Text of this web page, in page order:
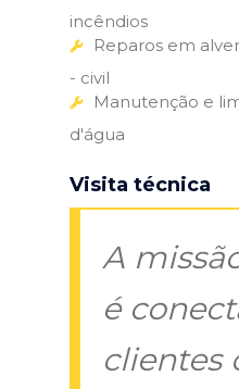
incêndios
Reparos em
- civil
Manutenção e
d'água
Visita técnica
A
é
clientes